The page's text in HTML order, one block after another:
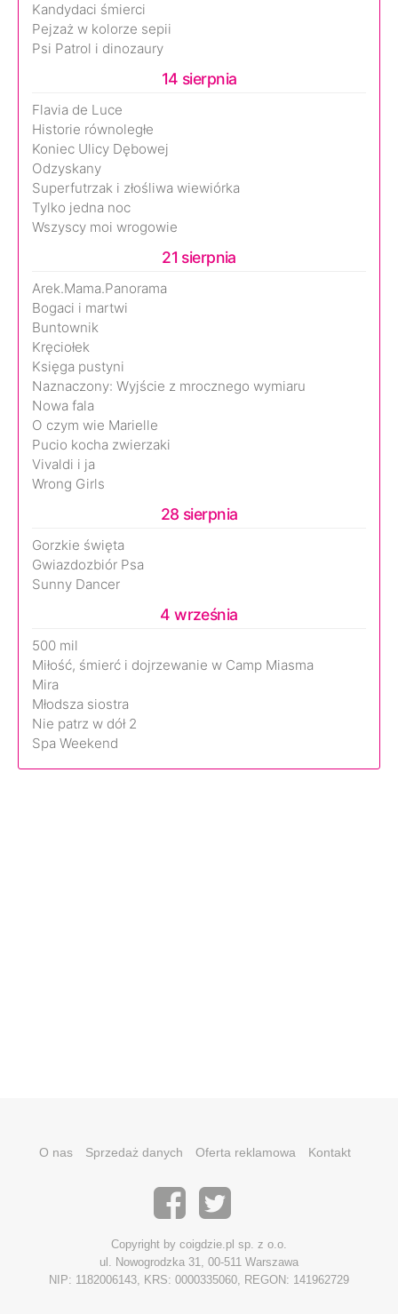
Kandydaci śmierci
Pejzaż w kolorze sepii
Psi Patrol i dinozaury
14 sierpnia
Flavia de Luce
Historie równoległe
Koniec Ulicy Dębowej
Odzyskany
Superfutrzak i złośliwa wiewiórka
Tylko jedna noc
Wszyscy moi wrogowie
21 sierpnia
Arek.Mama.Panorama
Bogaci i martwi
Buntownik
Kręciołek
Księga pustyni
Naznaczony: Wyjście z mrocznego wymiaru
Nowa fala
O czym wie Marielle
Pucio kocha zwierzaki
Vivaldi i ja
Wrong Girls
28 sierpnia
Gorzkie święta
Gwiazdozbiór Psa
Sunny Dancer
4 września
500 mil
Miłość, śmierć i dojrzewanie w Camp Miasma
Mira
Młodsza siostra
Nie patrz w dół 2
Spa Weekend
O nas Sprzedaż danych Oferta reklamowa Kontakt
Copyright by coigdzie.pl sp. z o.o.
ul. Nowogrodzka 31, 00-511 Warszawa
NIP: 1182006143, KRS: 0000335060, REGON: 141962729